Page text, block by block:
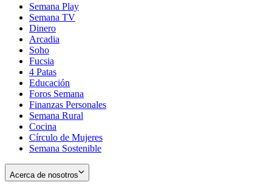
Semana Play
Semana TV
Dinero
Arcadia
Soho
in
new
window
Fucsia
in
new
window
4 Patas
Educación
Foros Semana
Finanzas Personales
Semana Rural
Cocina
Círculo de Mujeres
Semana Sostenible
Acerca de nosotros